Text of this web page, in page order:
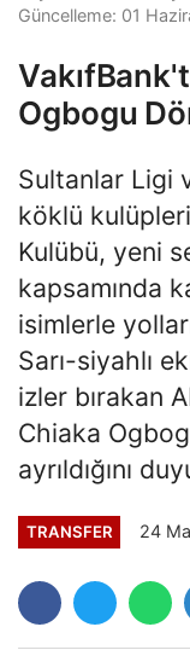
Güncelleme: 01
Ogbogu
Sultanlar Ligi
köklü
Kulübü, yeni
kapsamında
isimlerle
Sarı-siyahlı
izler bırakan
Chiaka
ayrıldığını
TRANSFER 24